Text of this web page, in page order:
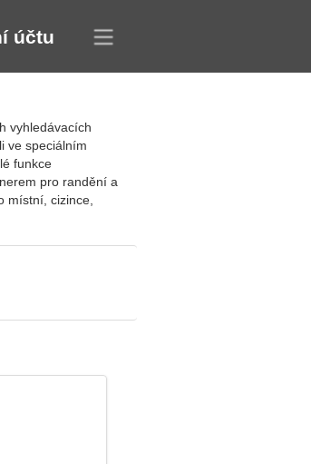
účtu
vyhledávacích
ve speciálním
funkce
pro randění a
místní, cizince,